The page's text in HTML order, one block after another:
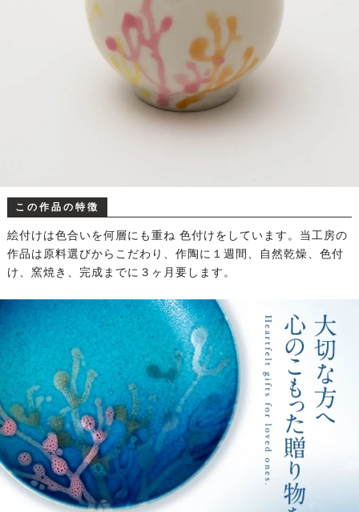
この作品の特徴
絵付けは色合いを何層にも重ね 色付けをしています。当工房の
作品は原料選びからこだわり、作陶に１週間、自然乾燥、色付
け、窯焼き、完成までに３ヶ月要します。